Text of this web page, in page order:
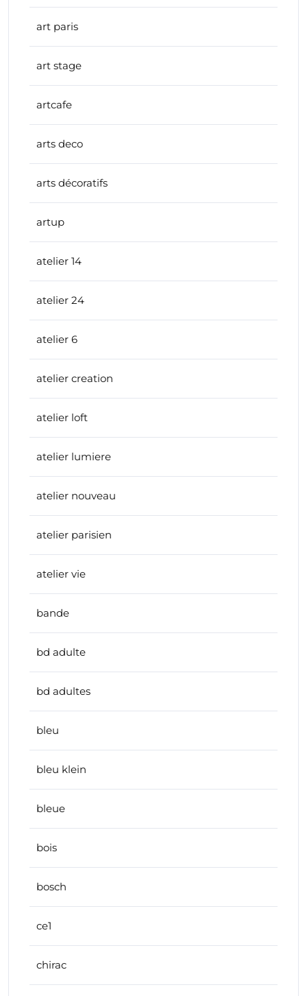
art paris
art stage
artcafe
arts deco
arts décoratifs
artup
atelier 14
atelier 24
atelier 6
atelier creation
atelier loft
atelier lumiere
atelier nouveau
atelier parisien
atelier vie
bande
bd adulte
bd adultes
bleu
bleu klein
bleue
bois
bosch
ce1
chirac